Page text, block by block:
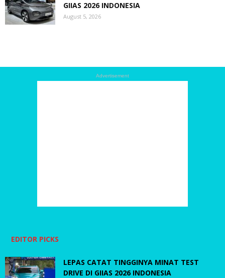
GIIAS 2026 INDONESIA
August 5, 2026
Advertisement
EDITOR PICKS
LEPAS CATAT TINGGINYA MINAT TEST
DRIVE DI GIIAS 2026 INDONESIA